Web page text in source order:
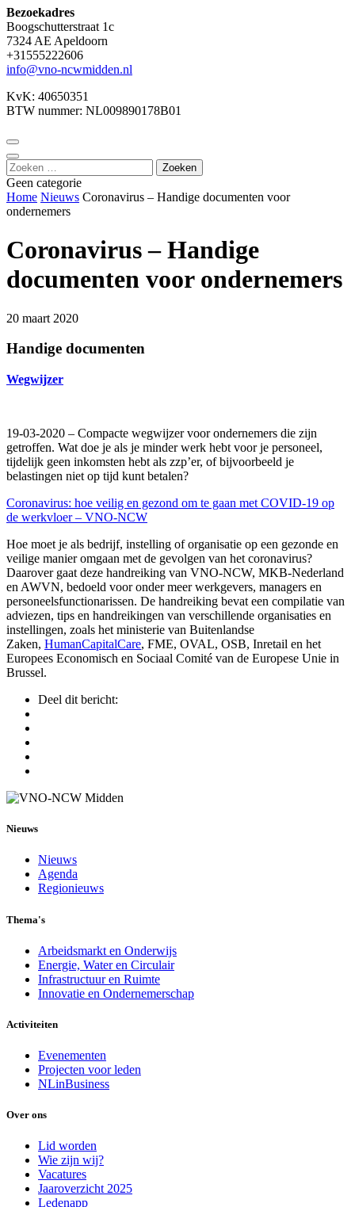
Bezoekadres
Boogschutterstraat 1c
7324 AE Apeldoorn
+31555222606
info@vno-ncwmidden.nl
KvK: 40650351
BTW nummer: NL009890178B01
Zoeken
naar:
Geen categorie
Home Nieuws Coronavirus – Handige documenten voor
ondernemers
Coronavirus – Handige
documenten voor ondernemers
20 maart 2020
Handige documenten
Wegwijzer
19-03-2020 – Compacte wegwijzer voor ondernemers die zijn
getroffen. Wat doe je als je minder werk hebt voor je personeel,
tijdelijk geen inkomsten hebt als zzp’er, of bijvoorbeeld je
belastingen niet op tijd kunt betalen?
Coronavirus: hoe veilig en gezond om te gaan met COVID-19 op
de werkvloer – VNO-NCW
Hoe moet je als bedrijf, instelling of organisatie op een gezonde en
veilige manier omgaan met de gevolgen van het coronavirus?
Daarover gaat deze handreiking van VNO-NCW, MKB-Nederland
en AWVN, bedoeld voor onder meer werkgevers, managers en
personeelsfunctionarissen. De handreiking bevat een compilatie van
adviezen, tips en handreikingen van verschillende organisaties en
instellingen, zoals het ministerie van Buitenlandse
Zaken, HumanCapitalCare, FME, OVAL, OSB, Inretail en het
Europees Economisch en Sociaal Comité van de Europese Unie in
Brussel.
Deel dit bericht:
Nieuws
Nieuws
Agenda
Regionieuws
Thema's
Arbeidsmarkt en Onderwijs
Energie, Water en Circulair
Infrastructuur en Ruimte
Innovatie en Ondernemerschap
Activiteiten
Evenementen
Projecten voor leden
NLinBusiness
Over ons
Lid worden
Wie zijn wij?
Vacatures
Jaaroverzicht 2025
Ledenapp